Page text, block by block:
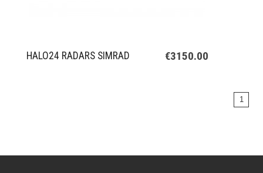
HALO24 RADARS SIMRAD €3150.00
1